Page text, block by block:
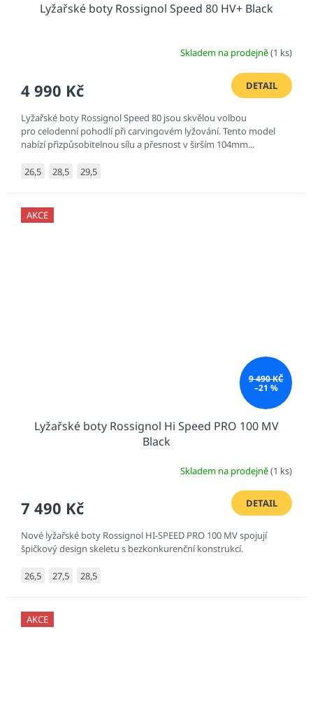
Lyžařské boty Rossignol Speed 80 HV+ Black
Skladem na prodejně(1 ks)
4 990 Kč DETAIL
Lyžařské boty Rossignol Speed 80 jsou skvělou volbou
pro celodenní pohodlí při carvingovém lyžování. Tento model
nabízí přizpůsobitelnou sílu a přesnost v širším 104mm...
26,5 28,5 29,5
AKCE
9 490 KČ
–21 %
Lyžařské boty Rossignol Hi Speed PRO 100 MV
Black
Skladem na prodejně(1 ks)
7 490 Kč DETAIL
Nové lyžařské boty Rossignol HI-SPEED PRO 100 MV spojují
špičkový design skeletu s bezkonkurenční konstrukcí.
26,5 27,5 28,5
AKCE